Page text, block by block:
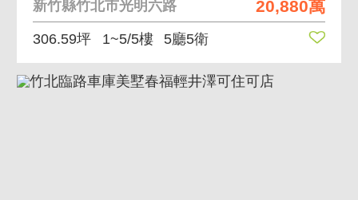
20,880萬
新竹縣竹北市光明六路
306.59坪 1~5/5樓 5廳5衛